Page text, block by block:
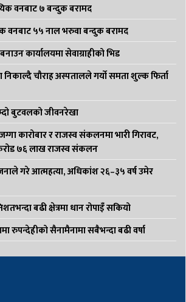
वनबाट ७ बन्दुक बरामद
वनबाट ५५ नाल भरुवा बन्दुक बरामद
बनाउन कार्यालयमा सेवाग्राहीको भिड
चौराह अस्पतालले गर्यो समता शुल्क फिर्ता
बुटवलको जीवनरेखा
कारोबार र राजस्व संकलनमा भारी गिरावट,
७६ लाख राजस्व संकलन
गरे आत्महत्या, अधिकांश २६–३५ वर्ष उमेर
बढी क्षेत्रमा धान रोपाइँ सकियो
रुपन्देहीको सैनामैनामा सबैभन्दा बढी वर्षा